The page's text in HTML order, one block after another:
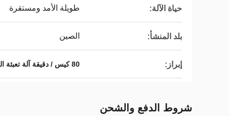
حياة الآلة: طويلة الأمد ومستقرة
بلد المنشأ: الصين
إبراز: 80 كيس / دقيقة آلة تعبئة المكسرات
شروط الدفع والشحن